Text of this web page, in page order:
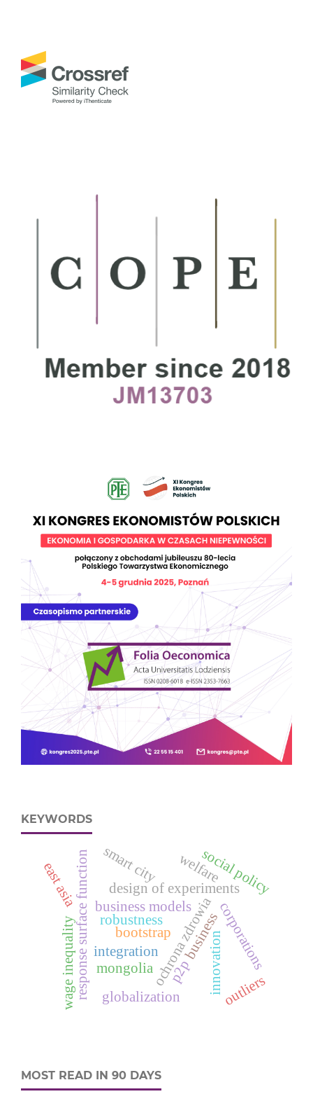
KEYWORDS
design of experiments
response surface function bootstrapochrona zdrowia
integration business
globalization
corporations
innovation
business models
east asia social policy
welfare
mongolia
smart city
p2p
wage inequality outliers
robustness
MOST READ IN 90 DAYS